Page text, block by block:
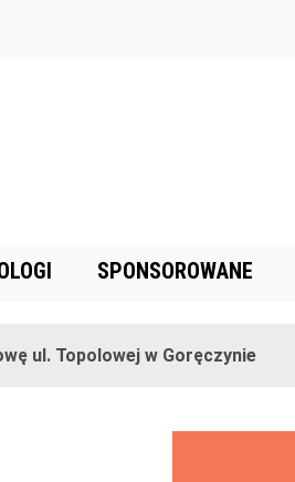
SPONSOROWANE
Topolowej w Goręczynie